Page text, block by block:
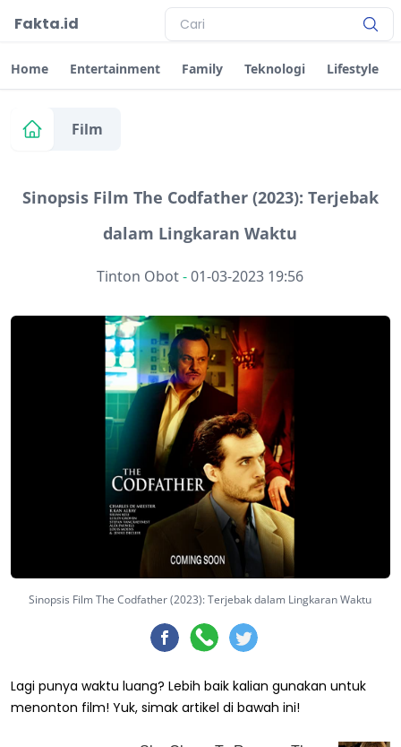
Fakta.id
Home Entertainment Family Teknologi Lifestyle
Film
Sinopsis Film The Codfather (2023): Terjebak
dalam Lingkaran Waktu
Tinton Obot-01-03-2023 19:56
Sinopsis Film The Codfather (2023): Terjebak dalam Lingkaran Waktu
Lagi punya waktu luang? Lebih baik kalian gunakan untuk
menonton film! Yuk, simak artikel di bawah ini!